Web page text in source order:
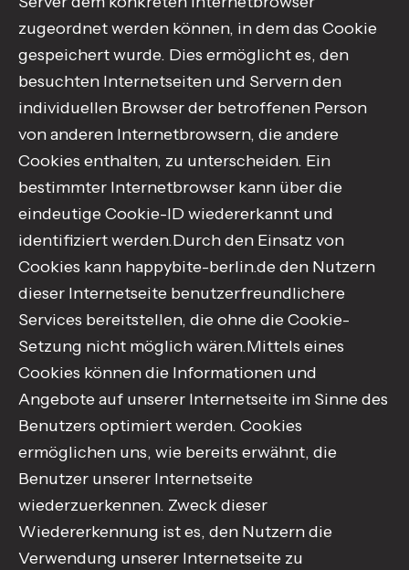
zugeordnet werden können, in dem das Cookie
gespeichert wurde. Dies ermöglicht es, den
besuchten Internetseiten und Servern den
individuellen Browser der betroffenen Person
von anderen Internetbrowsern, die andere
Cookies enthalten, zu unterscheiden. Ein
bestimmter Internetbrowser kann über die
eindeutige Cookie-ID wiedererkannt und
identifiziert werden.Durch den Einsatz von
Cookies kann happybite-berlin.de den Nutzern
dieser Internetseite benutzerfreundlichere
Services bereitstellen, die ohne die Cookie-
Setzung nicht möglich wären.Mittels eines
Cookies können die Informationen und
Angebote auf unserer Internetseite im Sinne des
Benutzers optimiert werden. Cookies
ermöglichen uns, wie bereits erwähnt, die
Benutzer unserer Internetseite
wiederzuerkennen. Zweck dieser
Wiedererkennung ist es, den Nutzern die
Verwendung unserer Internetseite zu